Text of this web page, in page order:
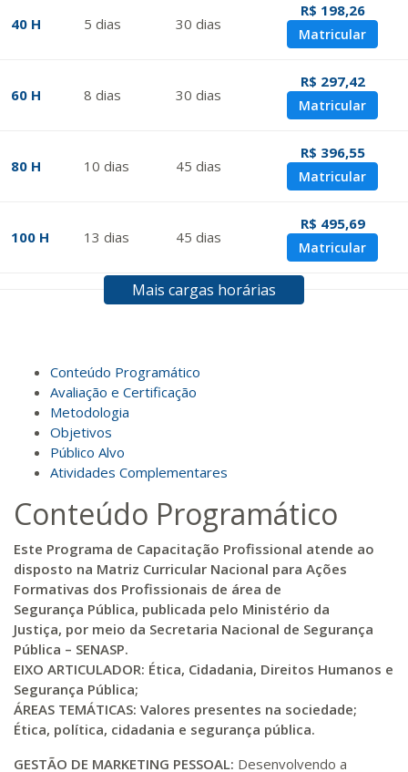
40 H 5 dias 30 dias
R$ 198,26
Matricular
60 H 8 dias 30 dias
R$ 297,42
Matricular
80 H 10 dias 45 dias
R$ 396,55
Matricular
100 H 13 dias 45 dias
R$ 495,69
Matricular
dias 60dias
140 H 18dias 60dias
160 H 20dias
180 H 23dias 90dias
R$ 892,23
200 H 25dias 90dias
R$ 991,36
Matricular
220 H 28 dias 90dias
Matricular
240 H 30dias 90dias
R$ 1.189,66
Mais cargas horárias
Conteúdo Programático
Avaliação e Certificação
Metodologia
Objetivos
Público Alvo
Atividades Complementares
Conteúdo Programático
Este Programa de Capacitação Profissional atende ao
disposto na Matriz Curricular Nacional para Ações
Formativas dos Profissionais de área de
Segurança Pública, publicada pelo Ministério da
Justiça, por meio da Secretaria Nacional de Segurança
Pública – SENASP.
EIXO ARTICULADOR: Ética, Cidadania, Direitos Humanos e
Segurança Pública;
ÁREAS TEMÁTICAS: Valores presentes na sociedade;
Ética, política, cidadania e segurança pública.
GESTÃO DE MARKETING PESSOAL: Desenvolvendo a